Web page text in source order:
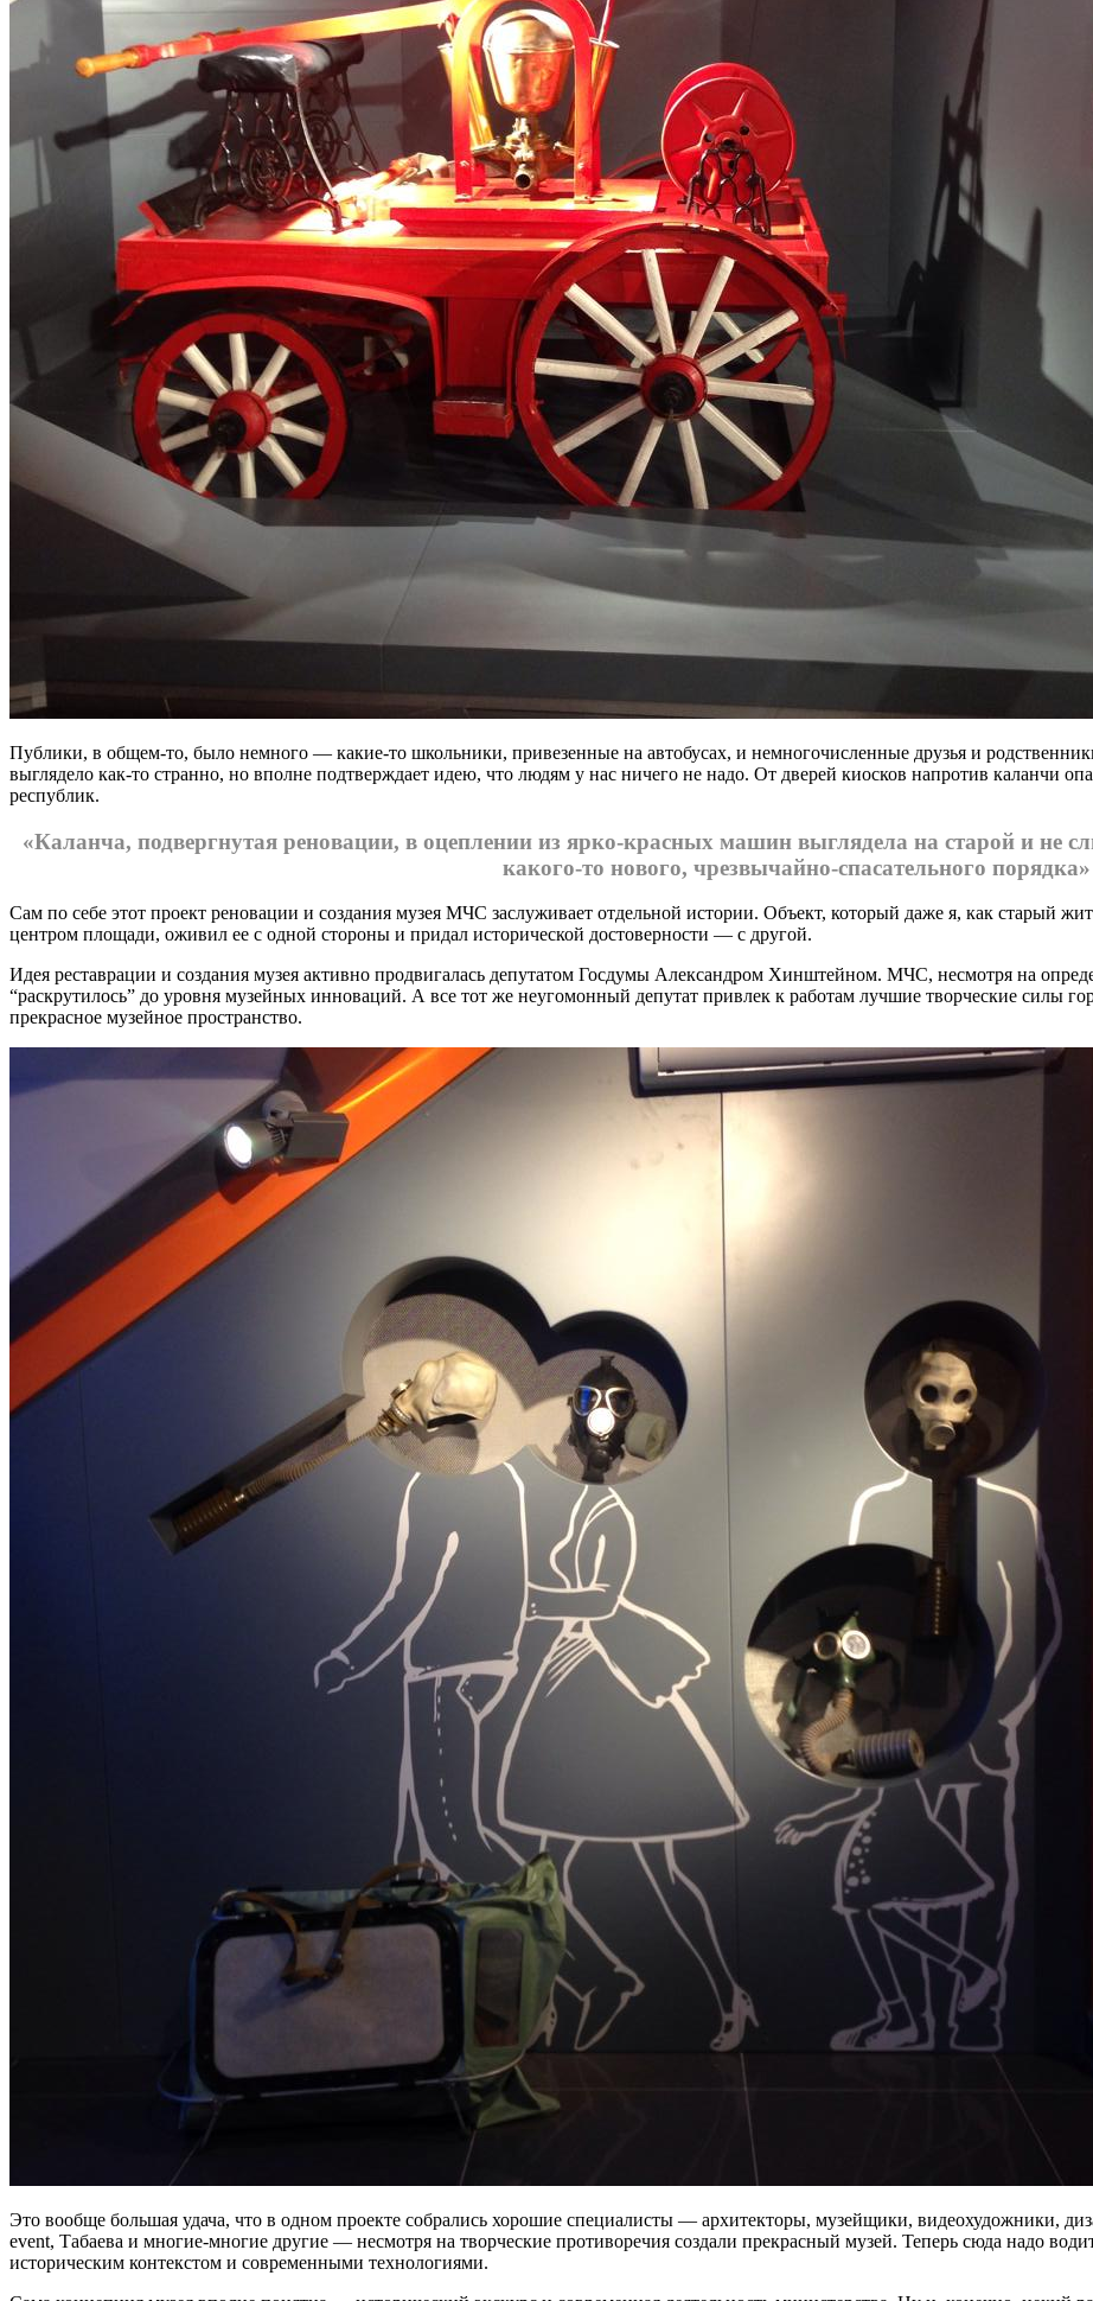
Публики, в общем-то, было немного — какие-то школьники, привезенные на автобусах, и немногочисленные друзья и
выглядело как-то странно, но вполне подтверждает идею, что людям у нас ничего не надо. От дверей киосков напротив каланчи
республик.
«Каланча, подвергнутая реновации, в оцеплении из ярко-красных машин выглядела на старой и не
какого-то нового, чрезвычайно-спасательного порядка»
Сам по себе этот проект реновации и создания музея МЧС заслуживает отдельной истории. Объект, который даже я, как старый
центром площади, оживил ее с одной стороны и придал исторической достоверности — с другой.
Идея реставрации и создания музея активно продвигалась депутатом Госдумы Александром Хинштейном. МЧС, несмотря на
“раскрутилось” до уровня музейных инноваций. А все тот же неугомонный депутат привлек к работам лучшие творческие силы
прекрасное музейное пространство.
Это вообще большая удача, что в одном проекте собрались хорошие специалисты — архитекторы, музейщики, видеохудожники,
event, Табаева и многие-многие другие — несмотря на творческие противоречия создали прекрасный музей. Теперь сюда надо
историческим контекстом и современными технологиями.